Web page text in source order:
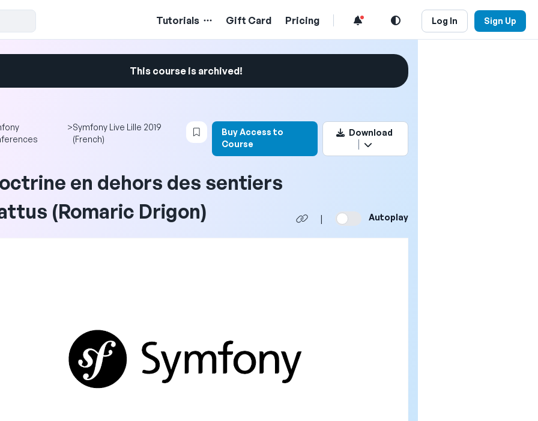
Tutorials Gift Card Pricing Log In Sign Up
This course is archived!
>Symfony Live Lille 2019
(French)
Login to bookmark this video
Buy Access to
Course
Download
en dehors des sentiers
(Romaric Drigon)
| Autoplay